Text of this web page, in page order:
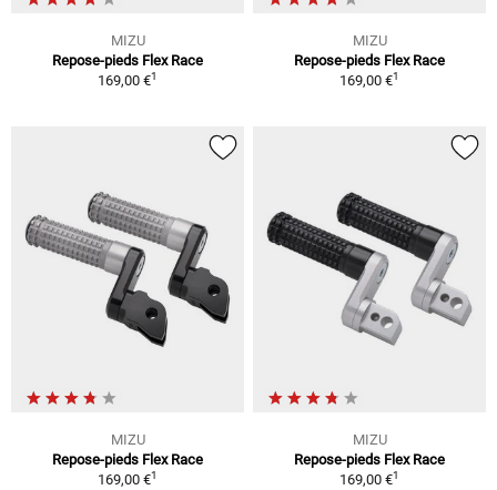
MIZU
Repose-pieds Flex Race
169,00 €1
MIZU
Repose-pieds Flex Race
169,00 €1
MIZU
Repose-pieds Flex Race
169,00 €1
MIZU
Repose-pieds Flex Race
169,00 €1